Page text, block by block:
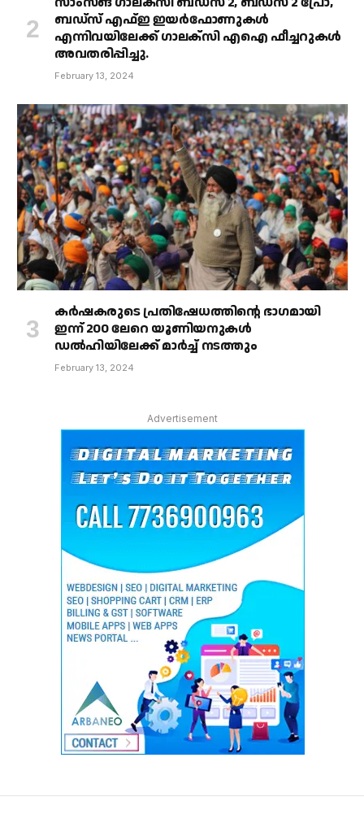
ബഡ്‌സ് എഫ്ഇ ഇയർഫോണുകൾ
എന്നിവയിലേക്ക് ഗാലക്‌സി എഐ ഫീച്ചറുകൾ
അവതരിപ്പിച്ചു.
February 13, 2024
കർഷകരുടെ പ്രതിഷേധത്തിൻ്റെ ഭാഗമായി
ഇന്ന് 200 ലേറെ യൂണിയനുകൾ
ഡൽഹിയിലേക്ക് മാർച്ച് നടത്തും
February 13, 2024
Advertisement